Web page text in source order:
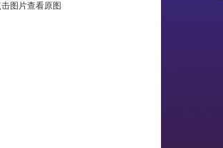
击图片查看原图